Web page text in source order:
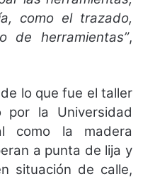
como el trazado,
de herramientas”,
lo que fue el taller
por la Universidad
como la madera
a punta de lija y
situación de calle,